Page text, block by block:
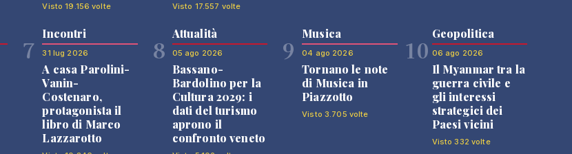
Visto 19.156 volte Visto 17.557 volte
7
Incontri
31 lug 2026
A casa Parolini-
Vanin-
Costenaro,
protagonista il
libro di Marco
Lazzarotto
8
Attualità
05 ago 2026
Bassano-
Bardolino per la
Cultura 2029: i
dati del turismo
aprono il
confronto veneto
9
Musica
04 ago 2026
Tornano le note
di Musica in
Piazzotto
Visto 3.705 volte
10
Geopolitica
06 ago 2026
Il Myanmar tra la
guerra civile e
gli interessi
strategici dei
Paesi vicini
Visto 332 volte